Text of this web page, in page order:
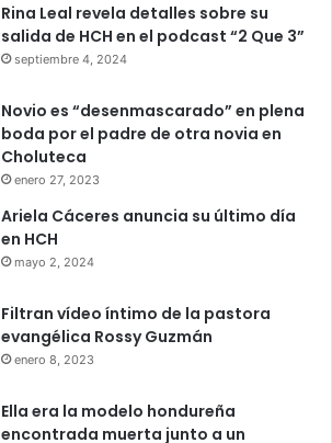
Rina Leal revela detalles sobre su
salida de HCH en el podcast “2 Que 3”
septiembre 4, 2024
Novio es “desenmascarado” en plena
boda por el padre de otra novia en
Choluteca
enero 27, 2023
Ariela Cáceres anuncia su último día
en HCH
mayo 2, 2024
Filtran vídeo íntimo de la pastora
evangélica Rossy Guzmán
enero 8, 2023
Ella era la modelo hondureña
encontrada muerta junto a un